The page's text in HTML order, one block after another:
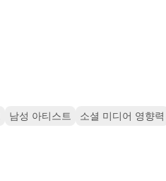
남성 아티스트
소셜 미디어 영향력